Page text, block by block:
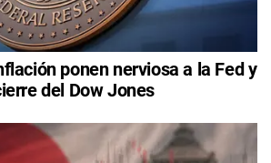
ponen nerviosa a la Fed y
del Dow Jones